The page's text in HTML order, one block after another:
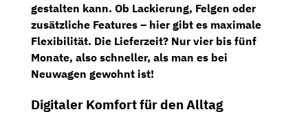
gestalten kann. Ob Lackierung, Felgen oder
zusätzliche Features – hier gibt es maximale
Flexibilität. Die Lieferzeit? Nur vier bis fünf
Monate, also schneller, als man es bei
Neuwagen gewohnt ist!
Digitaler Komfort für den Alltag